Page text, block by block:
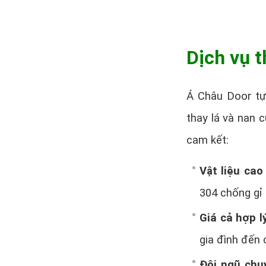
Dịch vụ
Á Châu Door
thay lá và nan
cam kết:
Vật liệu cao
304 chống gỉ
Giá cả hợp
gia đình đến